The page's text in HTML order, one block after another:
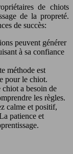
de chiots
de la propreté.
de succès:
peuvent générer
à sa confiance
méthode est
pour le chiot.
a besoin de
les règles.
calme et positif,
patience et